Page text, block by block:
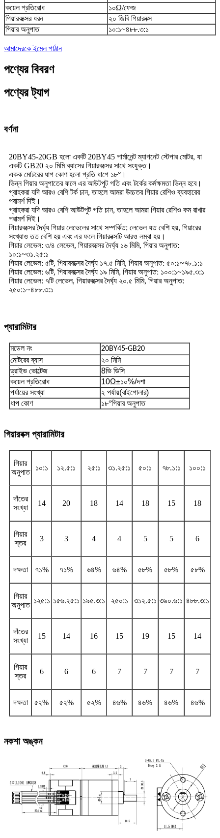
কয়েল প্রতিরোধ
১০Ω/ফেজ
গিয়ারবক্সের ধরন
২০ জিবি গিয়ারবক্স
গিয়ার অনুপাত
১০:১~৪৮৮.৩:১
আমাদেরকে ইমেল পাঠান
পণ্যের বিবরণ
পণ্যের ট্যাগ
বর্ণনা
20BY45-20GB হলো একটি 20BY45 পার্মানেন্ট ম্যাগনেট স্টেপার মোটর, যা
একটি GB20 ২০ মিমি ব্যাসের গিয়ারবক্সের সাথে সংযুক্ত।
একক মোটরের ধাপ কোণ হলো প্রতি ধাপে ১৮°।
ভিন্ন গিয়ার অনুপাতের ফলে এর আউটপুট গতি এবং টর্কের কর্মক্ষমতা ভিন্ন হবে।
গ্রাহকরা যদি আরও বেশি টর্ক চান, তাহলে আমরা উচ্চতর গিয়ার রেশিও ব্যবহারের
পরামর্শ দিই।
গ্রাহকরা যদি আরও বেশি আউটপুট গতি চান, তাহলে আমরা গিয়ার রেশিও কম রাখার
পরামর্শ দিই।
গিয়ারবক্সের দৈর্ঘ্য গিয়ার লেভেলের সাথে সম্পর্কিত; লেভেল যত বেশি হয়, গিয়ারের
সংখ্যাও তত বেশি হয় এবং এর ফলে গিয়ারবক্সটি আরও লম্বা হয়।
গিয়ার লেভেল: ৩/৪ লেভেল, গিয়ারবক্সের দৈর্ঘ্য ১৬ মিমি, গিয়ার অনুপাত:
১০:১~৩১.২৫:১
গিয়ার লেভেল: ৫টি, গিয়ারবক্সের দৈর্ঘ্য ১৭.৫ মিমি, গিয়ার অনুপাত: ৫০:১~৭৮.১:১
গিয়ার লেভেল: ৬টি, গিয়ারবক্সের দৈর্ঘ্য ১৯ মিমি, গিয়ার অনুপাত: ১০০:১~১৯৫.৩:১
গিয়ার লেভেল: ৭টি লেভেল, গিয়ারবক্সের দৈর্ঘ্য ২০.৫ মিমি, গিয়ার অনুপাত:
২৫০:১~৪৮৮.৩:১
প্যারামিটার
মডেল নং 20BY45-GB20
মোটরের ব্যাস
২০ মিমি
ড্রাইভ ভোল্টেজ
8ভি ডিসি
কয়েল প্রতিরোধ
10Ω±১০%/দশা
পর্যায়ের সংখ্যা
২ পর্যায়(বাইপোলার)
ধাপ কোণ
১৮°গিয়ার অনুপাত
গিয়ারবক্স প্যারামিটার
গিয়ার
অনুপাত
১০:১ ১২.৫:১ ২৫:১ ৩১.২৫:১ ৫০:১ ৭৮.১:১ ১০০:১
দাঁতের
সংখ্যা
14 20 18 14 18 15 18
গিয়ার
স্তর
3 3 4 4 5 5 6
দক্ষতা ৭১% ৭১% ৬৪% ৬৪% ৫৮% ৫৮% ৫৮%
গিয়ার
অনুপাত
১২৫:১ ১৫৬.২৫:১ ১৯৫.৩:১ ২৫০:১ ৩১২.৫:১ ৩৯০.৬:১ ৪৮৮.৩:১
দাঁতের
সংখ্যা
15 14 16 15 19 15 14
গিয়ার
স্তর
6 6 6 7 7 7 7
দক্ষতা ৫২% ৫২% ৫২% ৪৬% ৪৬% ৪৬% ৪৬%
নকশা অঙ্কন